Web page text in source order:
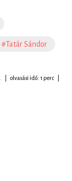
#Tatár Sándor
olvasási idő: 1 perc